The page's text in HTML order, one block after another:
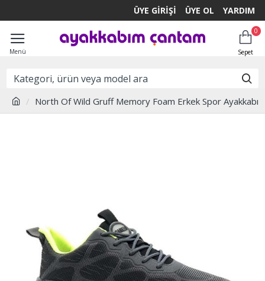
ÜYE GIRIŞI ÜYE OL YARDIM
0
North Of Wild Gruff Memory Foam Erkek Spor Ayakkabı